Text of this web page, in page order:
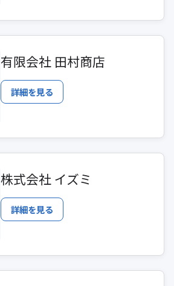
有限会社 田村商店
詳細を見る
株式会社 イズミ
詳細を見る